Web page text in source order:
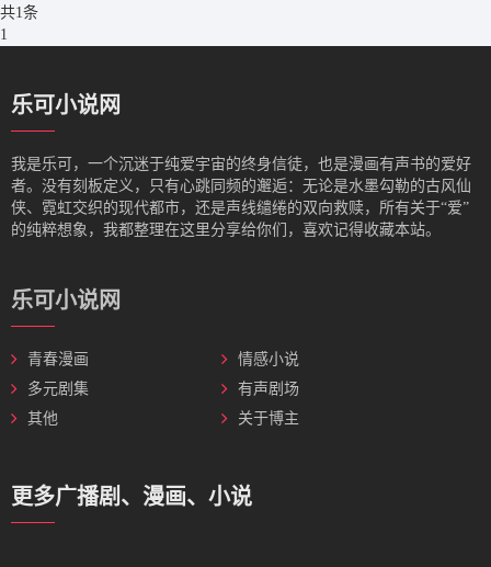
共1条
1
乐可小说网
我是‌乐可，一个沉迷于纯爱宇宙的终身信徒，也是漫画有声书的爱好
者。没有刻板定义，只有心跳同频的邂逅：无论是水墨勾勒的古风仙
侠、霓虹交织的现代都市，还是声线缱绻的双向救赎，所有关于“爱”
的纯粹想象，我都整理在这里分享给你们，喜欢记得收藏本站。
乐可小说网
青春漫画
情感小说
多元剧集
有声剧场
其他
关于博主
更多广播剧、漫画、小说